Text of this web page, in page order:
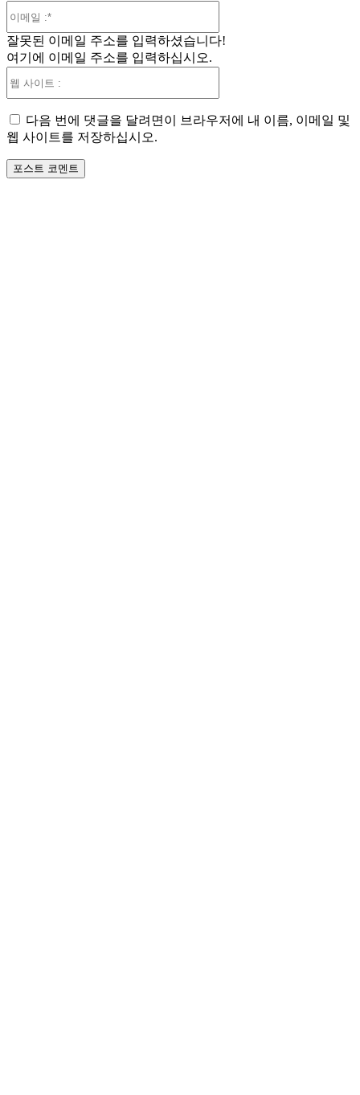
일
잘못된 이메일 주소를 입력하셨습니다!
여기에 이메일 주소를 입력하십시오.
트
다음 번에 댓글을 달려면이 브라우저에 내 이름, 이메일 및
웹 사이트를 저장하십시오.